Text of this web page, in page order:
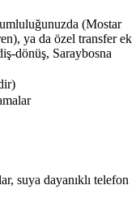
(Mostar
ya da özel transfer ek
dönüş, Saraybosna
suya dayanıklı telefon